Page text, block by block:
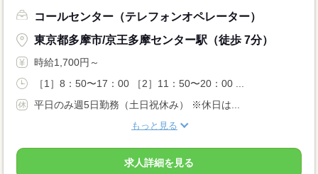
コールセンター（テレフォンオペレーター）
東京都多摩市/京王多摩センター駅（徒歩 7分）
時給1,700円～
［1］8：50〜17：00 ［2］11：50〜20：00 ...
平日のみ週5日勤務（土日祝休み） ※休日は...
もっと見る
求人詳細を見る